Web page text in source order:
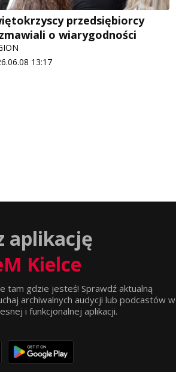
przedsiębiorcy
o wiarygodności
13:17
aplikację
Kielce
tam gdzie jesteś! Sprawdź aktualną
archiwalnych audycji lub podcastów w
i funkcjonalnej aplikacji.